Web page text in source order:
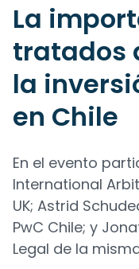
La
tratados
la
en Chile
En el evento
International
UK; Astrid
PwC Chile; y
Legal de la